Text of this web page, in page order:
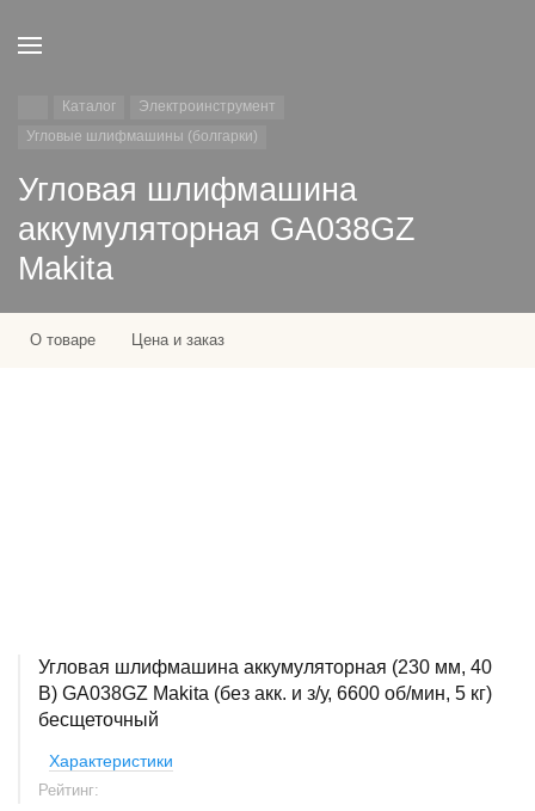
Каталог
Электроинструмент
Угловые шлифмашины (болгарки)
Угловая шлифмашина
аккумуляторная GA038GZ
Makita
О товаре Цена и заказ
Угловая шлифмашина аккумуляторная (230 мм, 40
В) GA038GZ Makita (без акк. и з/у, 6600 об/мин, 5 кг)
бесщеточный
Характеристики
Рейтинг: